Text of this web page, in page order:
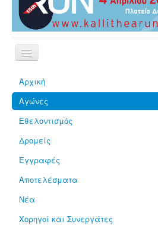
Αρχική
Αγώνες
Εθελοντισμός
Δρομείς
Εγγραφές
Αποτελέσματα
Νέα
Χορηγοί και Συνεργάτες